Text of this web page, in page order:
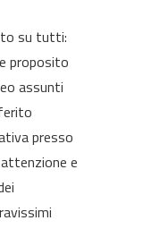
su tutti:
proposito
assunti
presso
e